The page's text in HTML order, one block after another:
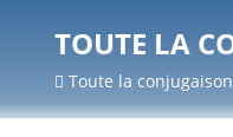
TOUTE LA
Toute la